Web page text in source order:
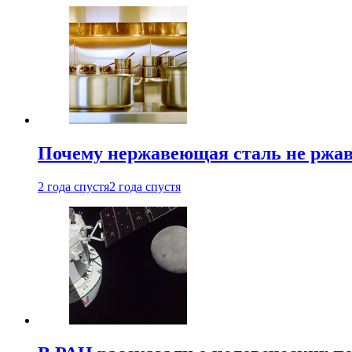
Почему нержавеющая сталь не
2 года спустя2 года спустя